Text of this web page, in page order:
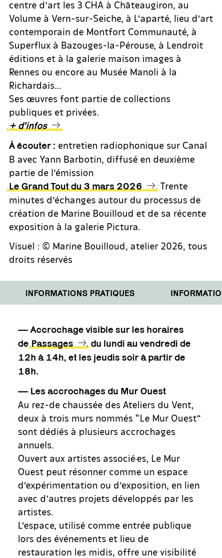
centre d’art les 3 CHA à Châteaugiron, au
Volume à Vern-sur-Seiche, à L’aparté, lieu d’art
contemporain de Montfort Communauté, à
Superflux à Bazouges-la-Pérouse, à Lendroit
éditions et à la galerie maison images à
Rennes ou encore au Musée Manoli à la
Richardais…
Ses œuvres font partie de collections
publiques et privées.
+ d’infos
À écouter : entretien radiophonique sur Canal
B avec Yann Barbotin, diffusé en deuxième
partie de l’émission
Le Grand Tout du 3 mars 2026
. Trente
minutes d’échanges autour du processus de
création de Marine Bouilloud et de sa récente
exposition à la galerie Pictura.
Visuel : © Marine Bouilloud, atelier 2026, tous
droits réservés
INFORMATIONS PRATIQUES
—Accrochage visible sur les horaires
de Passages
, du lundi au vendredi de
12h à 14h, et les jeudis soir à partir de
18h.
— Les accrochages du Mur Ouest
Au rez-de chaussée des Ateliers du Vent,
deux à trois murs nommés “Le Mur Ouest”
sont dédiés à plusieurs accrochages
annuels.
Ouvert aux artistes associé·es, Le Mur
Ouest peut résonner comme un espace
d’expérimentation ou d’exposition, en lien
avec d’autres projets développés par les
artistes.
L’espace, utilisé comme entrée publique
lors des événements et lieu de
restauration les midis, offre une visibilité